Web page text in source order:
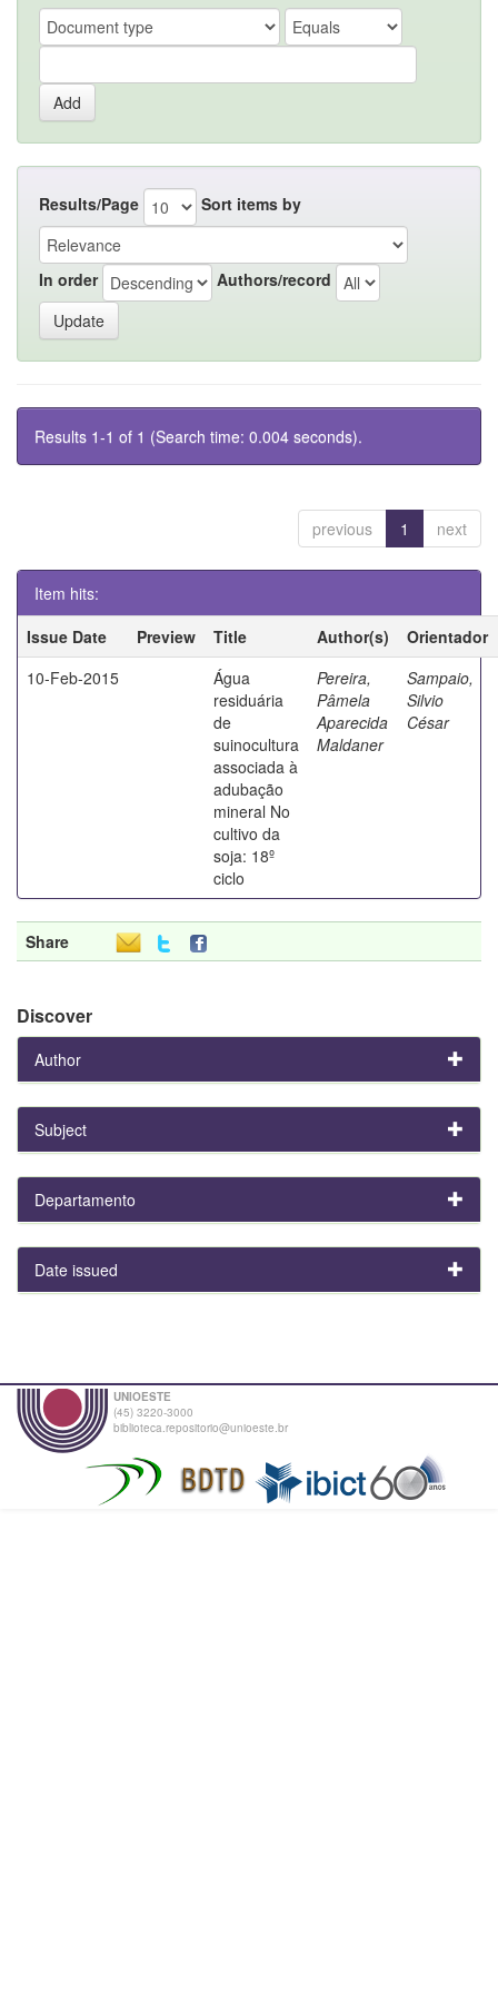
Results/Page Sort items by
In order Authors/record
Results 1-1 of 1 (Search time: 0.004 seconds).
previous 1 next
Item hits:
Issue Date
Preview Title Author(s)
Orientador
10-Feb-2015
Água
residuária
de
suinocultura
associada à
adubação
mineral No
cultivo da
soja: 18º
ciclo
Pereira,
Pâmela
Aparecida
Maldaner
Sampaio,
Silvio
César
Share
Discover
Author
Subject
Departamento
Date issued
UNIOESTE
(45) 3220-3000
biblioteca.repositorio@unioeste.br